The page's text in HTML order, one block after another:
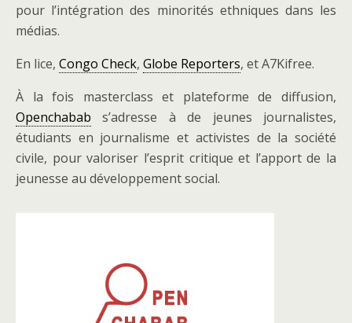
pour l’intégration des minorités ethniques dans les
médias.
En lice, Congo Check, Globe Reporters, et A7Kifree.
À la fois masterclass et plateforme de diffusion,
Openchabab s’adresse à de jeunes journalistes,
étudiants en journalisme et activistes de la société
civile, pour valoriser l’esprit critique et l’apport de la
jeunesse au développement social.